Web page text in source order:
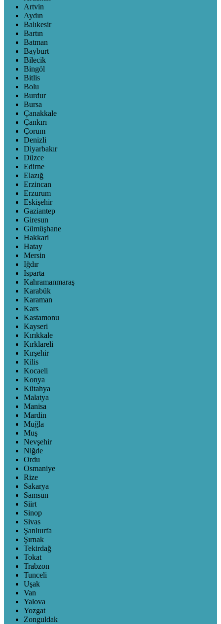
Artvin
Aydın
Balıkesir
Bartın
Batman
Bayburt
Bilecik
Bingöl
Bitlis
Bolu
Burdur
Bursa
Çanakkale
Çankırı
Çorum
Denizli
Diyarbakır
Düzce
Edirne
Elazığ
Erzincan
Erzurum
Eskişehir
Gaziantep
Giresun
Gümüşhane
Hakkari
Hatay
Mersin
Iğdır
Isparta
Kahramanmaraş
Karabük
Karaman
Kars
Kastamonu
Kayseri
Kırıkkale
Kırklareli
Kırşehir
Kilis
Kocaeli
Konya
Kütahya
Malatya
Manisa
Mardin
Muğla
Muş
Nevşehir
Niğde
Ordu
Osmaniye
Rize
Sakarya
Samsun
Siirt
Sinop
Sivas
Şanlıurfa
Şırnak
Tekirdağ
Tokat
Trabzon
Tunceli
Uşak
Van
Yalova
Yozgat
Zonguldak